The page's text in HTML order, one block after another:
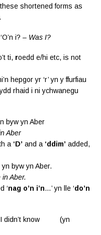
shortened forms as
i? – Was I?
ti, roedd e/hi etc, is not
hepgor yr ‘r’ yn y ffurfiau
rhaid i ni ychwanegu
byw yn Aber
Aber
a ‘D’ and a ‘ddim’ added,
yn byw yn Aber.
Aber.
‘nag o’n i’n…’ yn lle ‘do’n
know (yn